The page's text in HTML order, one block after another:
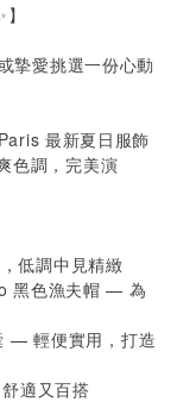
摯愛挑選一份心動
最新夏日服飾
色調，完美演
低調中見精緻
黑色漁夫帽 — 為
— 輕便實用，打造
適又百搭